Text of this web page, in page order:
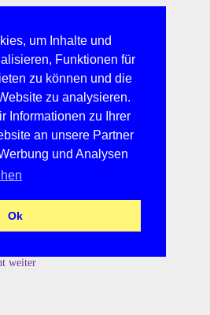
um Inhalte und
Funktionen für
zu können und die
zu analysieren.
Informationen zu Ihrer
an unsere Partner
und Analysen
Ok
weiter